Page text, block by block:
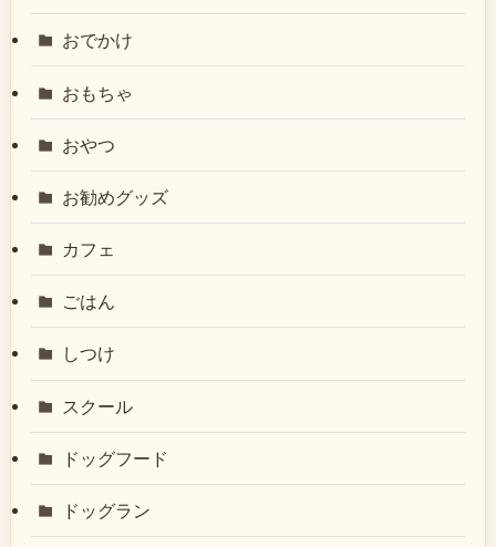
おでかけ
おもちゃ
おやつ
お勧めグッズ
カフェ
ごはん
しつけ
スクール
ドッグフード
ドッグラン